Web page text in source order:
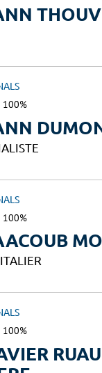
100%
100%
100%